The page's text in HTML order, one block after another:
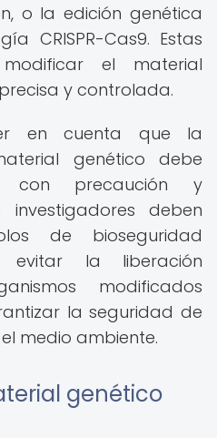
o la edición genética
CRISPR-Cas9. Estas
el material
y controlada.
en cuenta que la
genético debe
precaución y
investigadores deben
de bioseguridad
evitar la liberación
modificados
la seguridad de
medio ambiente.
genético